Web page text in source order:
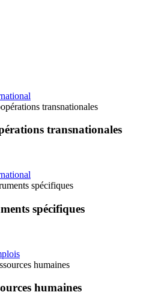
transnationales
transnationales
spécifiques
spécifiques
humaines
humaines